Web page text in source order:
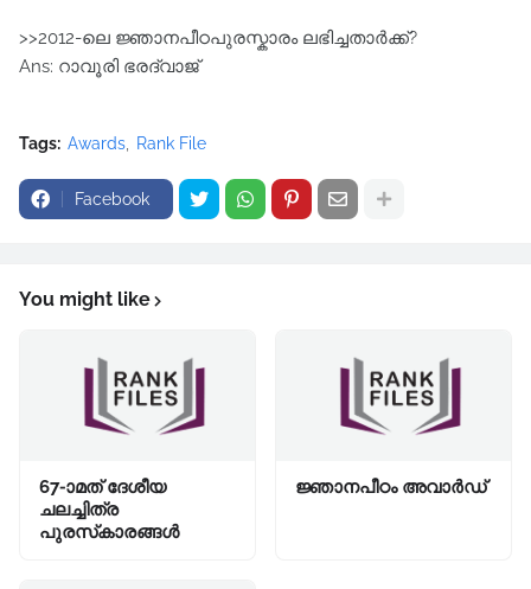
>>2012-ലെ ജ്ഞാനപീഠപുരസ്കാരം ലഭിച്ചതാര്‍ക്ക്?
Ans: റാവൂരി ഭരദ്വാജ്
Tags: Awards Rank File
Facebook
You might like
67-ാമത് ദേശീയ
ചലച്ചിത്ര
പുരസ്‌കാരങ്ങള്‍
ജ്ഞാനപീഠം അവാർഡ്